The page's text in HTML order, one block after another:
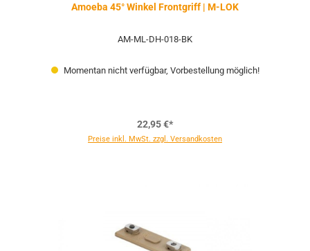
Amoeba 45° Winkel Frontgriff | M-LOK
AM-ML-DH-018-BK
Momentan nicht verfügbar, Vorbestellung möglich!
22,95 €*
Preise inkl. MwSt. zzgl. Versandkosten